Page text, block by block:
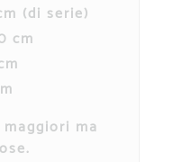
(di serie)
cm
ma